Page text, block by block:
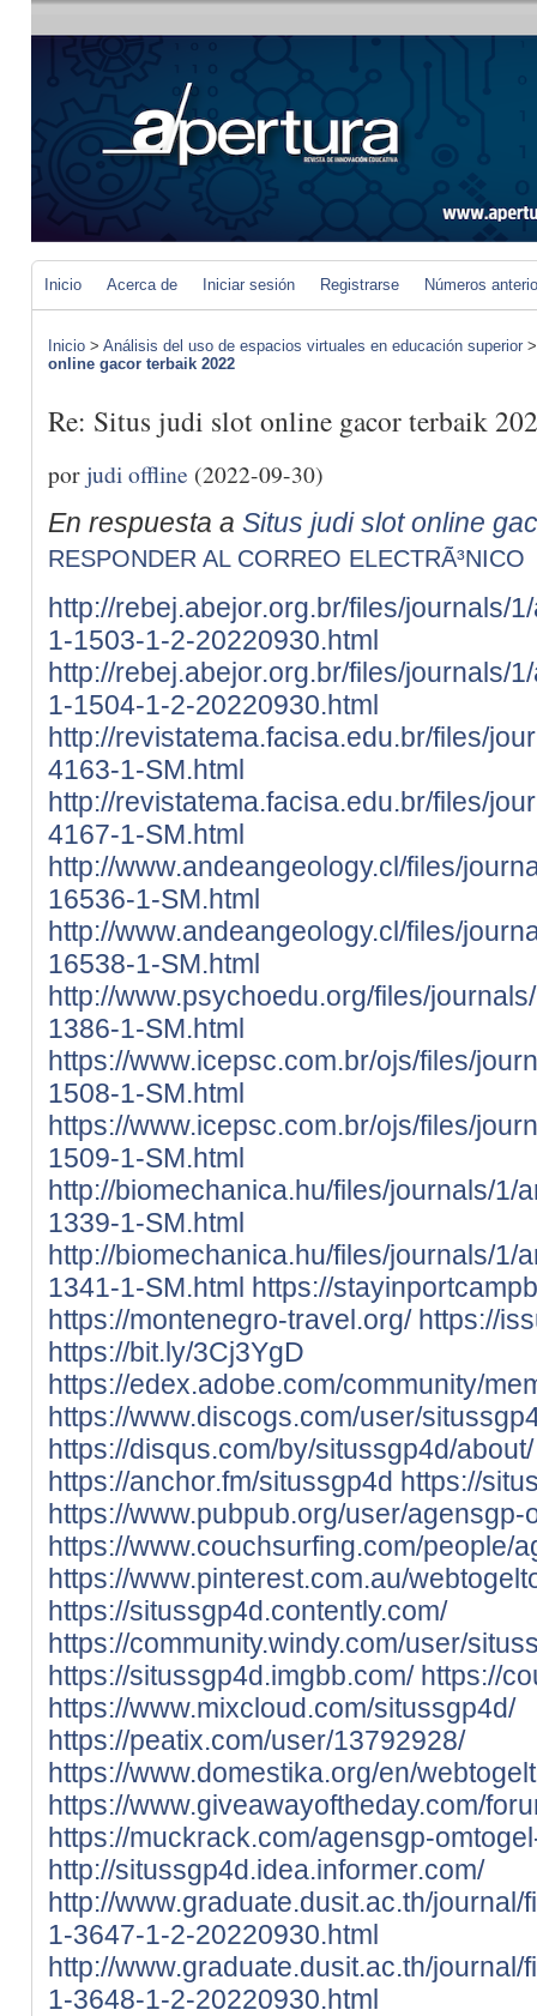
Inicio Acerca de Iniciar sesión Registrarse Números
Inicio > Análisis del uso de espacios virtuales en educación superior
online gacor terbaik 2022
Re: Situs judi slot online gacor terbaik
porjudi offline (2022-09-30)
En respuesta a Situs judi slot online
RESPONDER AL CORREO ELECTRÃ³NICO
http://rebej.abejor.org.br/files/journals/
1-1503-1-2-20220930.html
http://rebej.abejor.org.br/files/journals/
1-1504-1-2-20220930.html
http://revistatema.facisa.edu.br/files/
4163-1-SM.html
http://revistatema.facisa.edu.br/files/
4167-1-SM.html
http://www.andeangeology.cl/files/
16536-1-SM.html
http://www.andeangeology.cl/files/
16538-1-SM.html
http://www.psychoedu.org/files/
1386-1-SM.html
https://www.icepsc.com.br/ojs/files/
1508-1-SM.html
https://www.icepsc.com.br/ojs/files/
1509-1-SM.html
http://biomechanica.hu/files/journals/1/
1339-1-SM.html
http://biomechanica.hu/files/journals/1/
1341-1-SM.html https://
https://montenegro-travel.org/ https://
https://bit.ly/3Cj3YgD
https://edex.adobe.com/community/
https://www.discogs.com/user/
https://disqus.com/by/situssgp4d/about/
https://anchor.fm/situssgp4d https://
https://www.pubpub.org/user/agensgp-
https://www.couchsurfing.com/people/
https://www.pinterest.com.au/
https://situssgp4d.contently.com/
https://community.windy.com/user/
https://situssgp4d.imgbb.com/ https://
https://www.mixcloud.com/situssgp4d/
https://peatix.com/user/13792928/
https://www.domestika.org/en/
https://www.giveawayoftheday.com/
https://muckrack.com/agensgp-
http://situssgp4d.idea.informer.com/
http://www.graduate.dusit.ac.th/
1-3647-1-2-20220930.html
http://www.graduate.dusit.ac.th/
1-3648-1-2-20220930.html